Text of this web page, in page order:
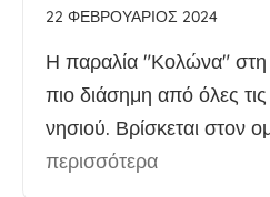
22 ΦΕΒΡΟΥΆΡΙΟΣ 2024
Η παραλία "Κολώνα" στη
πιο διάσημη από όλες
νησιού. Βρίσκεται στον
περισσότερα